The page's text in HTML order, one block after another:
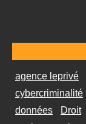
agence leprivé
cybercriminalité
données
Droit